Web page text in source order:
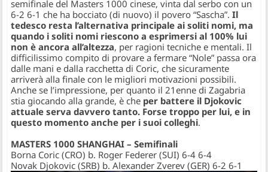
semifinale del Masters 1000 cinese, vinta dal serbo con un
6-2 6-1 che ha bocciato (di nuovo) il povero “Sascha”.Il
tedesco resta l’alternativa principale ai soliti nomi, ma
quando i soliti nomi riescono a esprimersi al 100% lui
non è ancora all’altezza, per ragioni tecniche e mentali. Il
difficilissimo compito di provare a fermare “Nole” passa ora
dalle mani e dalla racchetta di Coric, che sicuramente
arriverà alla finale con le migliori motivazioni possibili.
Anche se l’impressione, per quanto il 21enne di Zagabria
stia giocando alla grande, è che per battere il Djokovic
attuale serva davvero tanto. Forse troppo per lui, e in
questo momento anche per i suoi colleghi.
MASTERS 1000 SHANGHAI – Semifinali
Borna Coric (CRO) b. Roger Federer (SUI) 6-4 6-4
Novak Djokovic (SRB) b. Alexander Zverev (GER) 6-2 6-1